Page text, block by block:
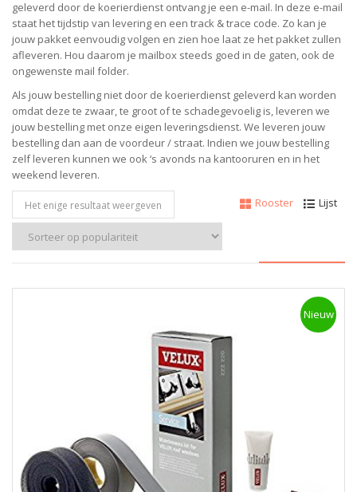
geleverd door de koerierdienst ontvang je een e-mail. In deze e-mail
staat het tijdstip van levering en een track & trace code. Zo kan je
jouw pakket eenvoudig volgen en zien hoe laat ze het pakket zullen
afleveren. Hou daarom je mailbox steeds goed in de gaten, ook de
ongewenste mail folder.
Als jouw bestelling niet door de koerierdienst geleverd kan worden
omdat deze te zwaar, te groot of te schadegevoelig is, leveren we
jouw bestelling met onze eigen leveringsdienst. We leveren jouw
bestelling dan aan de voordeur / straat. Indien we jouw bestelling
zelf leveren kunnen we ook ‘s avonds na kantooruren en in het
weekend leveren.
Rooster
Lijst
Het enige resultaat weergeven
Nieuw